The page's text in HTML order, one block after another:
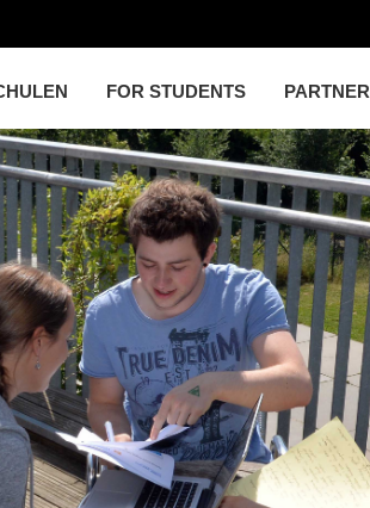
FOR STUDENTS PARTNER